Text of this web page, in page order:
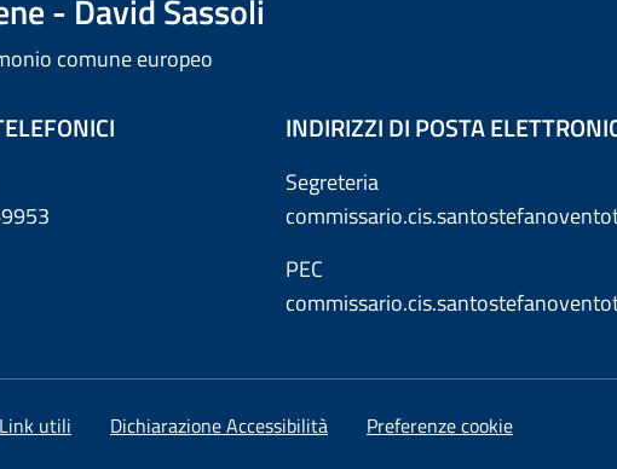
- David Sassoli
comune europeo
INDIRIZZI DI POSTA
Segreteria
PEC
Link utili Dichiarazione Accessibilità Preferenze cookie